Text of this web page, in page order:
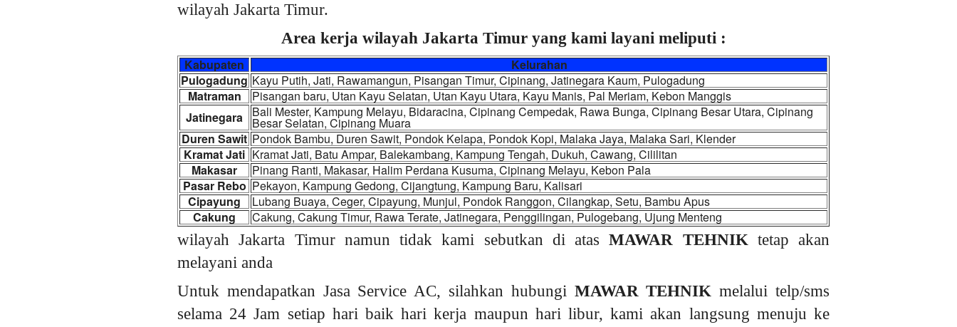
wilayah Jakarta Timur.
Area kerja wilayah Jakarta Timur yang kami layani meliputi :
Kabupaten
Kelurahan
Pulogadung Kayu Putih, Jati, Rawamangun, Pisangan Timur, Cipinang, Jatinegara Kaum, Pulogadung
Matraman
Pisangan baru, Utan Kayu Selatan, Utan Kayu Utara, Kayu Manis, Pal Meriam, Kebon Manggis
Jatinegara
Bali Mester, Kampung Melayu, Bidaracina, Cipinang Cempedak, Rawa Bunga, Cipinang Besar Utara, Cipinang
Besar Selatan, Cipinang Muara
Duren Sawit Pondok Bambu, Duren Sawit, Pondok Kelapa, Pondok Kopi, Malaka Jaya, Malaka Sari, Klender
Kramat Jati Kramat Jati, Batu Ampar, Balekambang, Kampung Tengah, Dukuh, Cawang, Cililitan
Makasar
Pinang Ranti, Makasar, Halim Perdana Kusuma, Cipinang Melayu, Kebon Pala
Pasar Rebo Pekayon, Kampung Gedong, Cijangtung, Kampung Baru, Kalisari
Cipayung
Lubang Buaya, Ceger, Cipayung, Munjul, Pondok Ranggon, Cilangkap, Setu, Bambu Apus
Cakung
Cakung, Cakung Timur, Rawa Terate, Jatinegara, Penggilingan, Pulogebang, Ujung Menteng
wilayah Jakarta Timur namun tidak kami sebutkan di atasMAWAR TEHNIKtetap akan
melayani anda
Untuk mendapatkan Jasa Service AC, silahkan hubungi MAWAR TEHNIK melalui telp/sms
selama 24 Jam setiap hari baik hari kerja maupun hari libur, kami akan langsung menuju ke